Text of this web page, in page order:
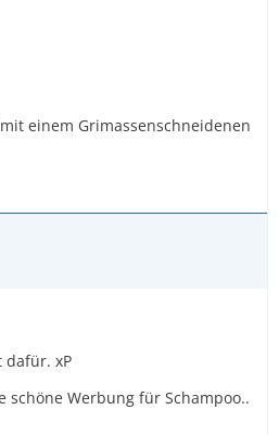
einem Grimassenschneidenen
dafür. xP
schöne Werbung für Schampoo..